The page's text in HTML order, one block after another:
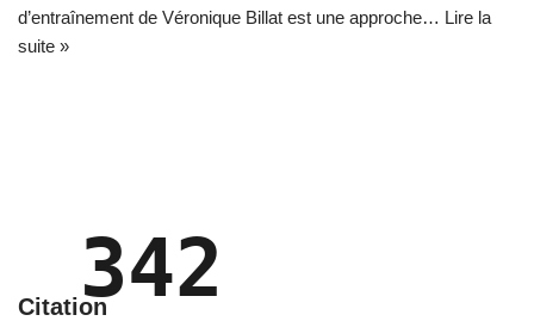
d’entraînement de Véronique Billat est une approche… Lire la
suite »
Citation342